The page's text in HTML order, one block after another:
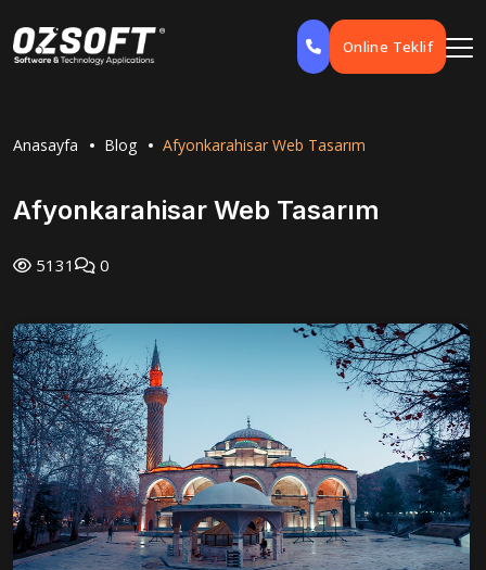
Online Teklif
Anasayfa Blog Afyonkarahisar Web Tasarım
Afyonkarahisar Web Tasarım
5131 0